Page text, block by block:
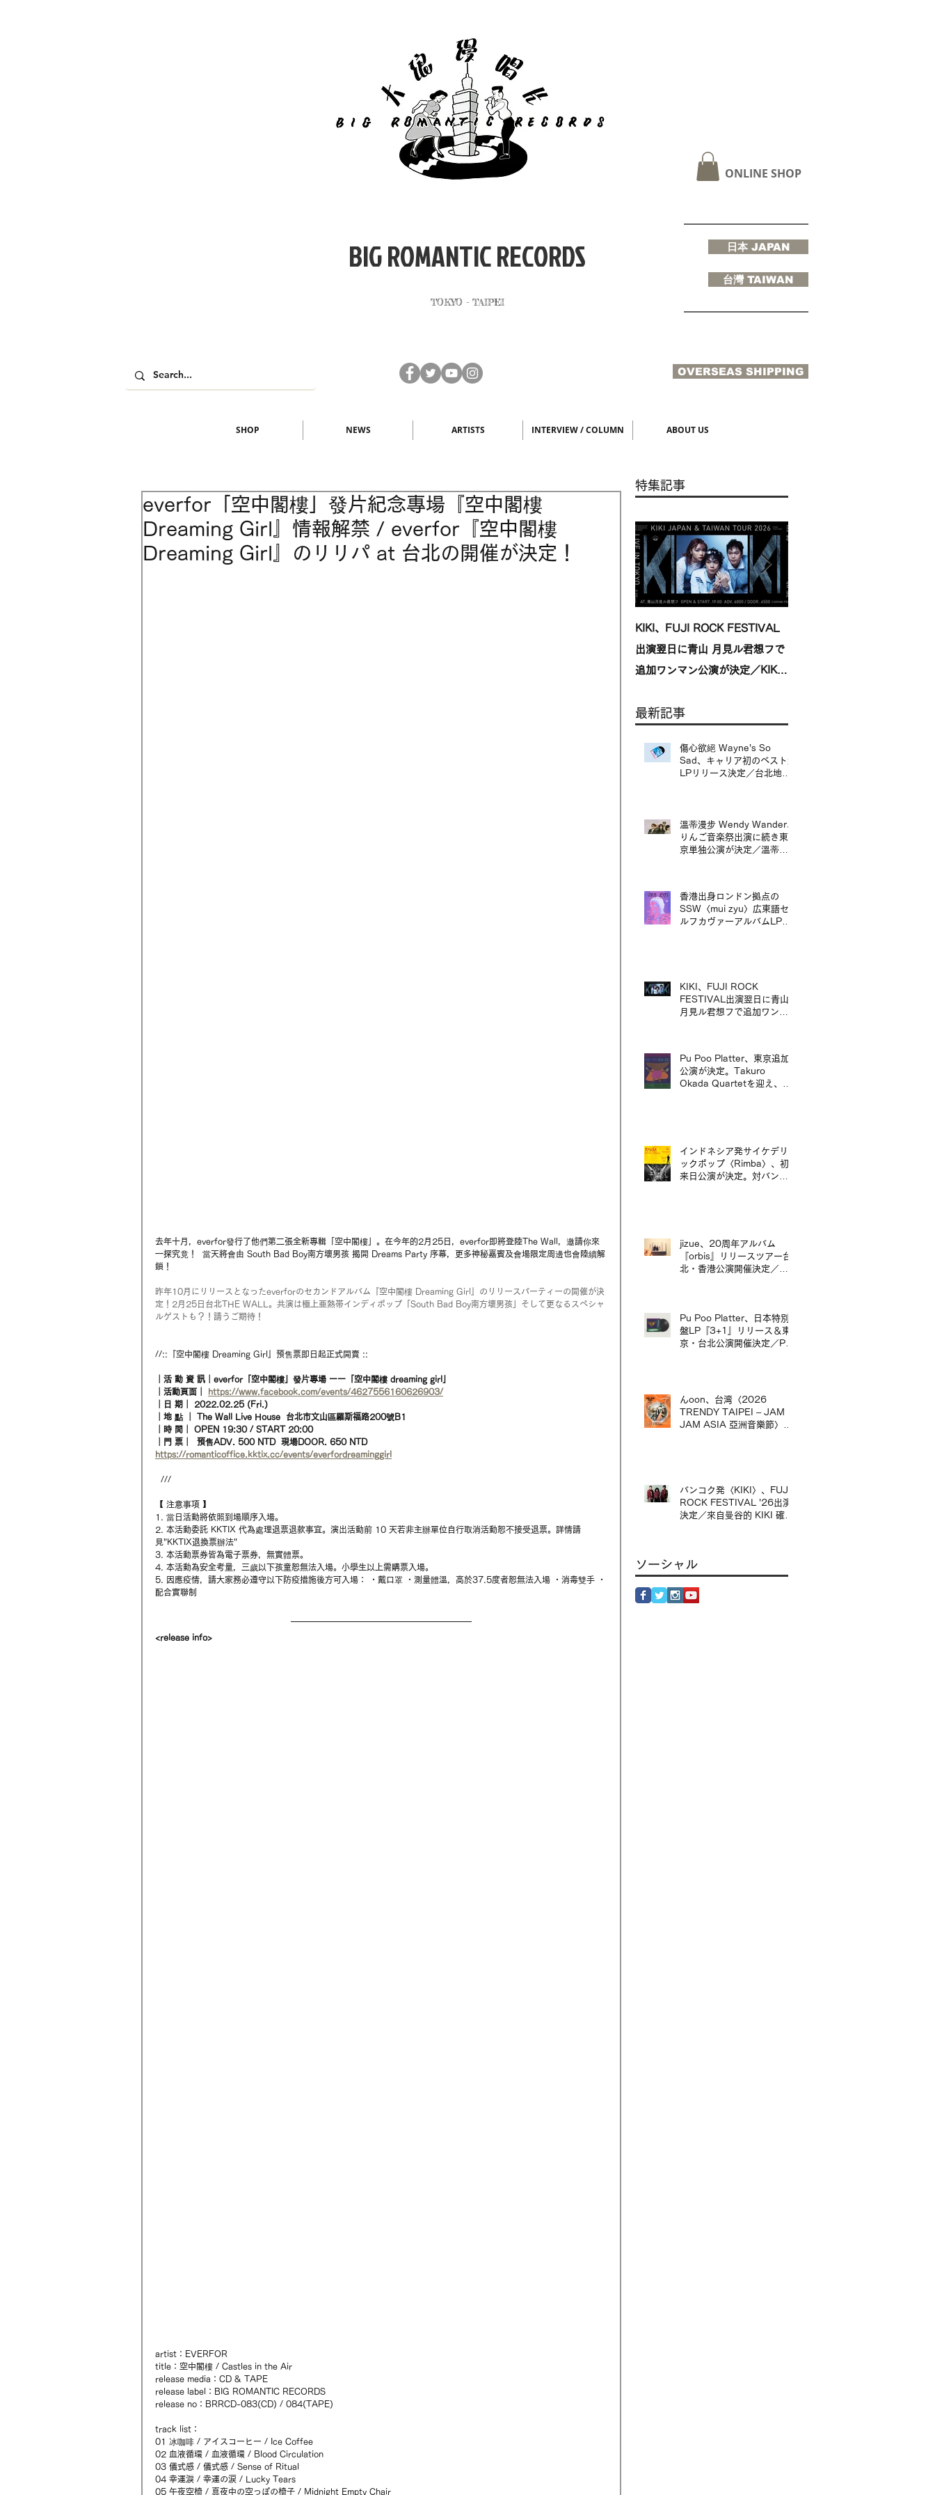
ONLINE SHOP
​BIG ROMANTIC RECORDS
TOKYO - TAIPEI
日本 JAPAN
台灣 TAIWAN
OVERSEAS SHIPPING
SHOP NEWS ARTISTS INTERVIEW / COLUMN ABOUT US
everfor「空中閣樓」發片紀念專場『空中閣樓
Dreaming Girl』情報解禁 / everfor『空中閣樓
Dreaming Girl』のリリパ at 台北の開催が決定！
去年十月，everfor發行了他們第二張全新專輯「空中閣樓」。在今年的2月25日，everfor即將登陸The Wall，邀請你來
一探究竟！  當天將會由 South Bad Boy南方壞男孩 揭開 Dreams Party 序幕，更多神秘嘉賓及會場限定周邊也會陸續解
鎖！
昨年10月にリリースとなったeverforのセカンドアルバム『空中閣樓 Dreaming Girl』のリリースパーティーの開催が決
定！2月25日台北THE WALL。共演は極上亜熱帯インディポップ「South Bad Boy南方壞男孩」そして更なるスペシャ
ルゲストも？！請うご期待！
//::『空中閣樓 Dreaming Girl』預售票即日起正式開賣 ::
｜活 動 資 訊｜everfor「空中閣樓」發片專場 ーー「空中閣樓 dreaming girl」
｜活動頁面｜
https://www.facebook.com/events/4627556160626903/
｜日 期｜ 2022.02.25 (Fri.)
｜地 點 ｜ The Wall Live House  台北市文山區羅斯福路200號B1
｜時 間｜ OPEN 19:30 / START 20:00
｜門 票｜  預售ADV. 500 NTD  現場DOOR. 650 NTD
https://romanticoffice.kktix.cc/events/everfordreaminggirl
  ///
【 注意事項 】
1. 當日活動將依照到場順序入場。
2. 本活動委託 KKTIX 代為處理退票退款事宜。演出活動前 10 天若非主辦單位自行取消活動恕不接受退票。詳情請
見"KKTIX退換票辦法"
3. 本活動票券皆為電子票券，無實體票。
4. 本活動為安全考量，三歲以下孩童恕無法入場。小學生以上需購票入場。
5. 因應疫情，請大家務必遵守以下防疫措施後方可入場： ・戴口罩 ・測量體溫，高於37.5度者恕無法入場 ・消毒雙手 ・
配合實聯制
<release info>
artist：EVERFOR
title：空中閣樓 / Castles in the Air
release media：CD & TAPE
release label：BIG ROMANTIC RECORDS
release no：BRRCD-083(CD) / 084(TAPE)
track list：
01 冰咖啡 / アイスコーヒー / Ice Coffee
02 血液循環 / 血液循環 / Blood Circulation
03 儀式感 / 儀式感 / Sense of Ritual
04 幸運淚 / 幸運の涙 / Lucky Tears
05 午夜空椅 / 真夜中の空っぽの椅子 / Midnight Empty Chair
特集記事
KIKI、FUJI ROCK FESTIVAL
出演翌日に青山 月見ル君想フで
追加ワンマン公演が決定／KIKI
FESTIVAL 演出翌日，在青山
最新記事
傷心欲絕 Wayne's So
Sad、キャリア初のベスト盤
LPリリース決定／台北地下
溫蒂漫步 Wendy Wander、
りんご音楽祭出演に続き東
京単独公演が決定／溫蒂漫
香港出身ロンドン拠点の
SSW〈mui zyu〉広東語セ
ルフカヴァーアルバムLPリ
KIKI、FUJI ROCK
FESTIVAL出演翌日に青山
月見ル君想フで追加ワンマ
想フ舉行追加專場演出
Pu Poo Platter、東京追加
公演が決定。Takuro
Okada Quartetを迎え、青
インドネシア発サイケデリ
ックポップ〈Rimba〉、初
来日公演が決定。対バンに
大師「沖井禮二 Group」同
台演出。
jizue、20周年アルバム
『orbis』リリースツアー台
北・香港公演開催決定／
Pu Poo Platter、日本特別
盤LP『3+1』リリース＆東
京・台北公演開催決定／Pu
んoon、台湾〈2026
TRENDY TAIPEI – JAM
JAM ASIA 亞洲音樂節〉出
バンコク発〈KIKI〉、FUJI
ROCK FESTIVAL '26出演
決定／來自曼谷的 KIKI 確定
ソーシャル